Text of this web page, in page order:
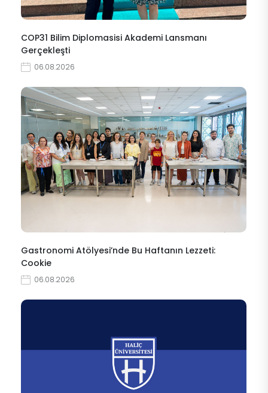
COP31 Bilim Diplomasisi Akademi Lansmanı
Gerçekleşti
06.08.2026
Gastronomi Atölyesi’nde Bu Haftanın Lezzeti:
Cookie
06.08.2026